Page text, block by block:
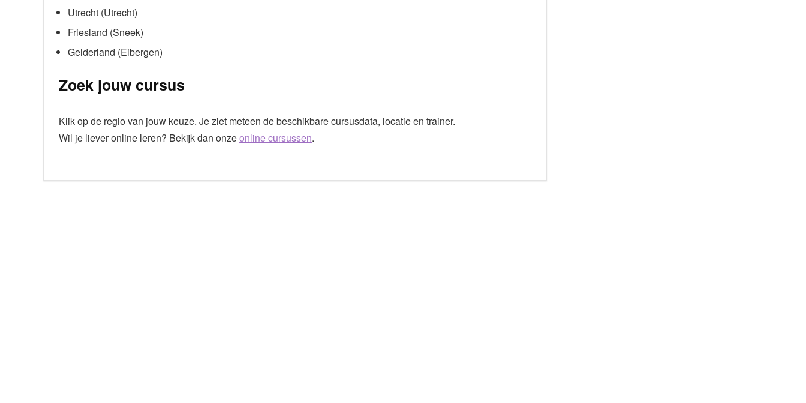
Utrecht (Utrecht)
Friesland (Sneek)
Gelderland (Eibergen)
Zoek jouw cursus
Klik op de regio van jouw keuze. Je ziet meteen de beschikbare cursusdata, locatie en trainer.
Wil je liever online leren? Bekijk dan onzeonline cursussen.